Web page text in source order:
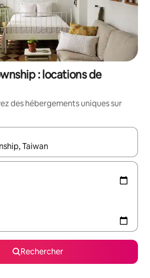
: locations de
des hébergements uniques sur
s'affichent, utilisez les flèches vers le
Rechercher